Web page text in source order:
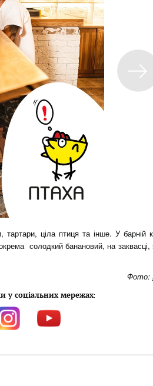
тартари, ціла птиця та інше. У барній
солодкий банановий, на заквасці,
Фото:
у соціальних мережах: